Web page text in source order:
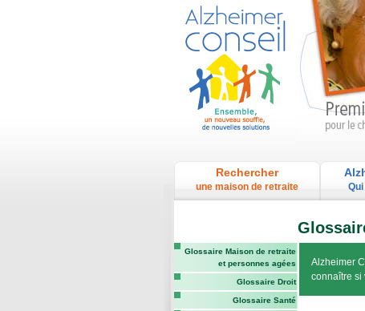
Rechercher
une maison de retraite
Glossaire Maison de retraite
et personnes agées
Glossaire Droit
Glossaire Santé
Alzheimer
connaître si